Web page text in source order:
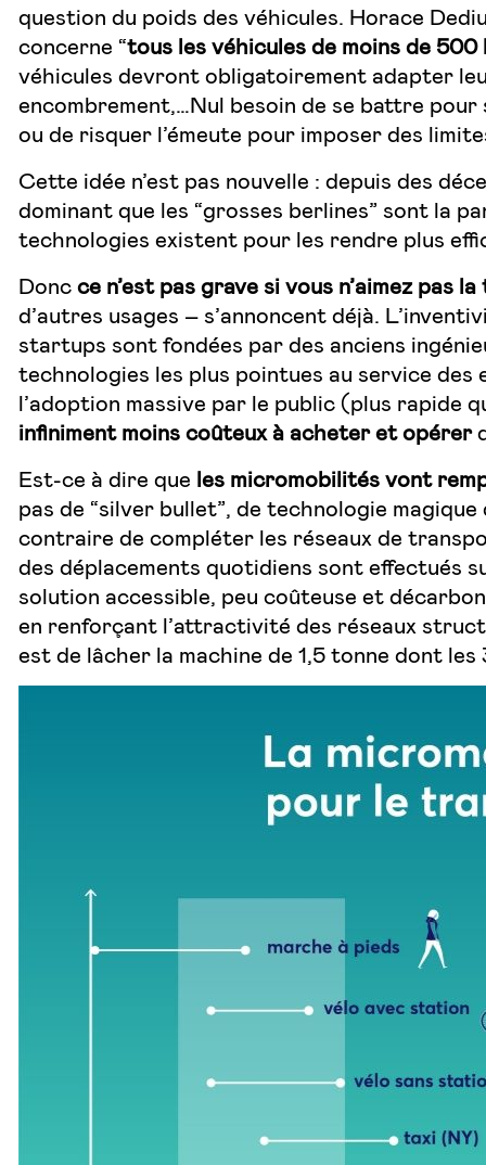
question du poids des véhicules. Horace
concerne “tous les véhicules de moins de 500
véhicules devront obligatoirement adapter
encombrement,…Nul besoin de se battre
ou de risquer l’émeute pour imposer des
Cette idée n’est pas nouvelle : depuis des
dominant que les “grosses berlines” sont la
technologies existent pour les rendre plus
Donc ce n’est pas grave si vous n’aimez pas
d’autres usages – s’annoncent déjà.
startups sont fondées par des anciens
technologies les plus pointues au service
l’adoption massive par le public (plus rapide
infiniment moins coûteux à acheter et opérer
Est-ce à dire que les micromobilités vont
pas de “silver bullet”, de technologie
contraire de compléter les réseaux de
des déplacements quotidiens sont effectués
solution accessible, peu coûteuse et
en renforçant l’attractivité des réseaux
est de lâcher la machine de 1,5 tonne dont